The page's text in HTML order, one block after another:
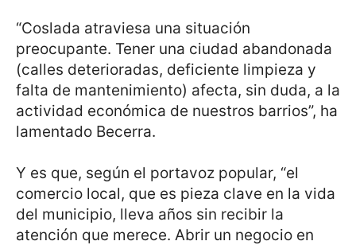
“Coslada atraviesa una situación
preocupante. Tener una ciudad abandonada
(calles deterioradas, deficiente limpieza y
falta de mantenimiento) afecta, sin duda, a la
actividad económica de nuestros barrios”, ha
lamentado Becerra.
Y es que, según el portavoz popular, “el
comercio local, que es pieza clave en la vida
del municipio, lleva años sin recibir la
atención que merece. Abrir un negocio en